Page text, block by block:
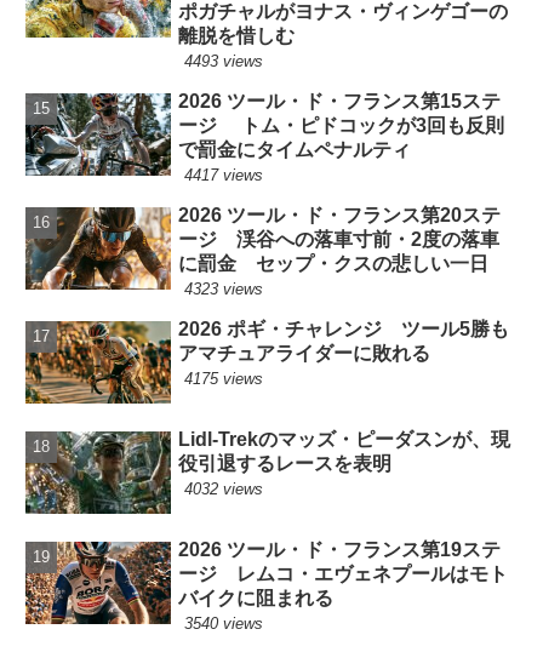
ポガチャルがヨナス・ヴィンゲゴーの
離脱を惜しむ
4493 views
2026 ツール・ド・フランス第15ステ
ージ トム・ピドコックが3回も反則
で罰金にタイムペナルティ
4417 views
2026 ツール・ド・フランス第20ステ
ージ 渓谷への落車寸前・2度の落車
に罰金 セップ・クスの悲しい一日
4323 views
2026 ポギ・チャレンジ ツール5勝も
アマチュアライダーに敗れる
4175 views
Lidl-Trekのマッズ・ピーダスンが、現
役引退するレースを表明
4032 views
2026 ツール・ド・フランス第19ステ
ージ レムコ・エヴェネプールはモト
バイクに阻まれる
3540 views